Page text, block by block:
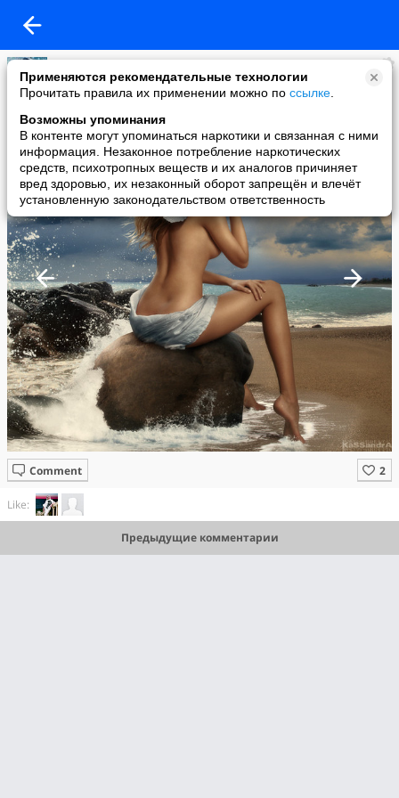
Применяются рекомендательные технологии
Прочитать правила их применении можно по ссылке
Возможны упоминания
В контенте могут упоминаться наркотики и связанная с ними
информация. Незаконное потребление наркотических
средств, психотропных веществ и их аналогов причиняет
вред здоровью, их незаконный оборот запрещён и влечёт
установленную законодательством ответственность
Лариса Чугунова
added a photo
12 Sep в 16:52
Comment
Like:
Предыдущие комментарии